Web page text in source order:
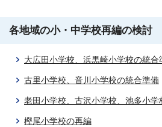
各地域の小・中学校再編の検討
大広田小学校、浜黒崎小学校の統合
古里小学校、音川小学校の統合準備
老田小学校、古沢小学校、池多小学
樫尾小学校の再編